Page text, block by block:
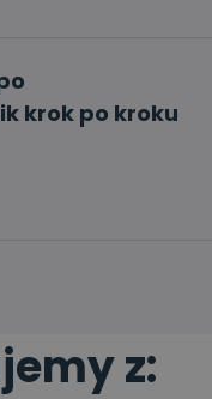
krok po kroku
z: